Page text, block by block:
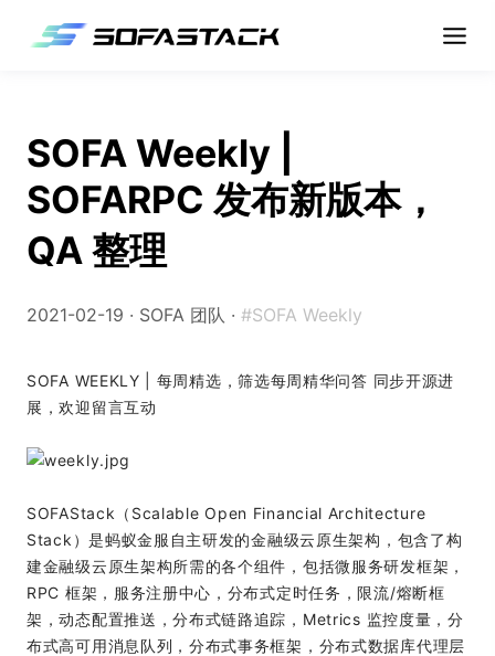
SOFA Weekly |
SOFARPC 发布新版本，
QA 整理
2021-02-19 · SOFA 团队 · #SOFA Weekly
SOFA WEEKLY | 每周精选，筛选每周精华问答 同步开源进
展，欢迎留言互动
SOFAStack（Scalable Open Financial Architecture
Stack）是蚂蚁金服自主研发的金融级云原生架构，包含了构
建金融级云原生架构所需的各个组件，包括微服务研发框架，
RPC 框架，服务注册中心，分布式定时任务，限流/熔断框
架，动态配置推送，分布式链路追踪，Metrics 监控度量，分
布式高可用消息队列，分布式事务框架，分布式数据库代理层